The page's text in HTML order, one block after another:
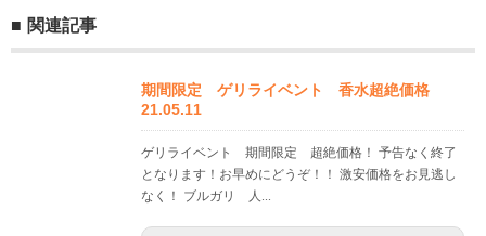
関連記事
期間限定 ゲリライベント 香水超絶価格
21.05.11
ゲリライベント 期間限定 超絶価格！ 予告なく終了
となります！お早めにどうぞ！！ 激安価格をお見逃し
なく！ ブルガリ 人...